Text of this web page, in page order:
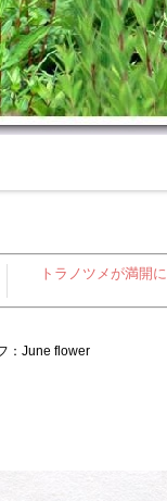
トラノツメが満開に
：June flower